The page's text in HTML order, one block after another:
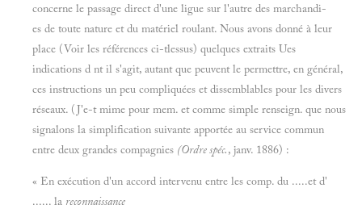
concerne le passage direct d'une ligue sur l'autre des marchandi-
es de toute nature et du matériel roulant. Nous avons donné à leur
place (Voir les références ci-tlessus) quelques extraits Ues
indications d nt il s'agit, autant que peuvent le permettre, en général,
ces instructions un peu compliquées et dissemblables pour les divers
réseaux. (J'e-t mime pour mem. et comme simple renseign. que nous
signalons la simplification suivante apportée au service commun
entre deux grandes compagnies (Ordre spéc., janv. 1886) :
« En exécution d'un accord intervenu entre les comp. du .....et d'
...... la reconnaissance